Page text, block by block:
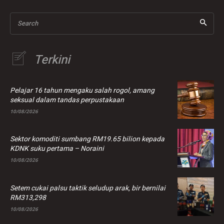
Search
Terkini
Pelajar 16 tahun mengaku salah rogol, amang
seksual dalam tandas perpustakaan
10/08/2026
Sektor komoditi sumbang RM19.65 bilion kepada
KDNK suku pertama – Noraini
10/08/2026
Setem cukai palsu taktik seludup arak, bir bernilai
RM313,298
10/08/2026